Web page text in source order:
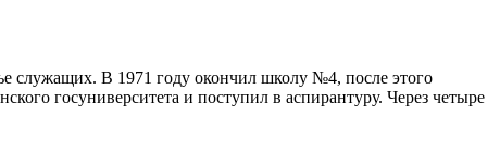
служащих. В 1971 году окончил школу №4, после этого
госуниверситета и поступил в аспирантуру. Через четыре